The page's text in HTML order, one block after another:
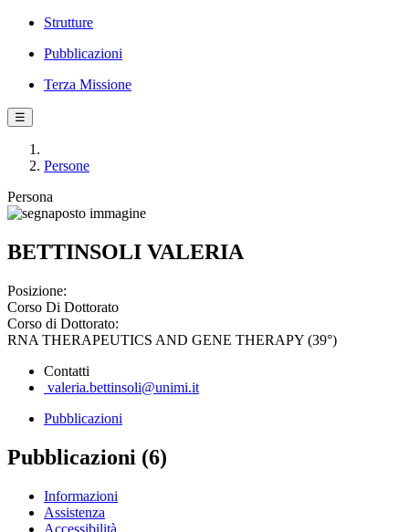
Strutture
Pubblicazioni
Terza Missione
☰
Persone
Persona
BETTINSOLI VALERIA
Posizione:
Corso Di Dottorato
Corso di Dottorato:
RNA THERAPEUTICS AND GENE THERAPY (39°)
Contatti
valeria.bettinsoli@unimi.it
Pubblicazioni
Pubblicazioni (6)
Informazioni
Assistenza
Accessibilità